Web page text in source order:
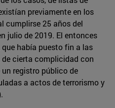
previamente en los
cumplirse 25 años del
julio de 2019. El entonces
había puesto fin a las
cierta complicidad con
registro público de
a actos de terrorismo y